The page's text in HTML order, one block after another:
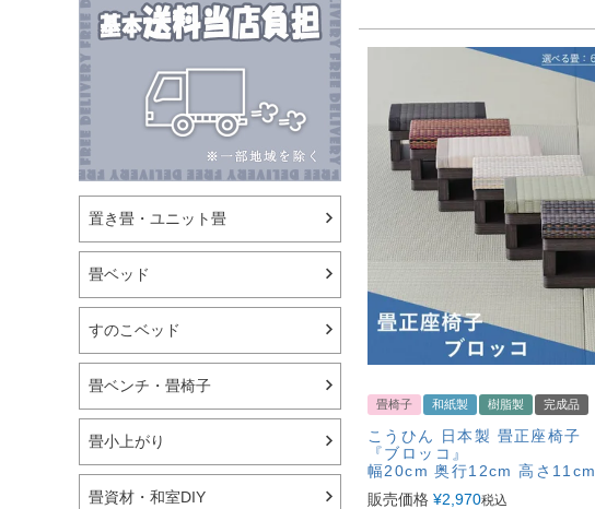
置き畳・ユニット畳
畳ベッド
すのこベッド
畳ベンチ・畳椅子
畳小上がり
畳資材・和室DIY
畳椅子 和紙製 樹脂製 完成品
こうひん 日本製 畳正座椅子
『ブロッコ』
幅20cm 奥行12cm 高さ11cm
販売価格 ¥2,970税込